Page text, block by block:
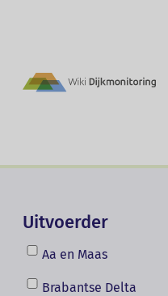
Dijkmonitoring | ACC
Cases
Bij cases worden
Uitvoerder
Aa en Maas
Brabantse Delta